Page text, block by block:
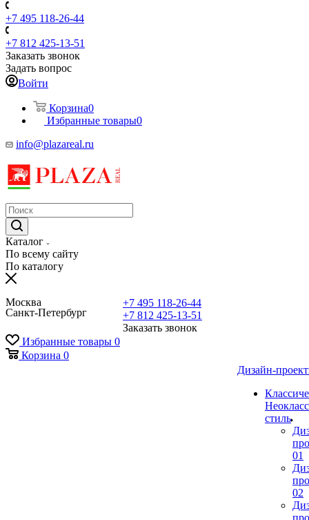
+7 495 118-26-44
+7 812 425-13-51
Заказать звонок
Задать вопрос
Войти
Корзина0
Избранные товары0
info@plazareal.ru
Каталог
По всему сайту
По каталогу
Москва
Санкт-Петербург
+7 495 118-26-44
+7 812 425-13-51
Заказать звонок
Избранные товары 0
Корзина 0
Дизайн-
стиль
01
02